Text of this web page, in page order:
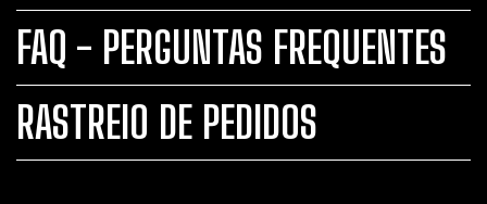
FAQ - PERGUNTAS FREQUENTES
RASTREIO DE PEDIDOS